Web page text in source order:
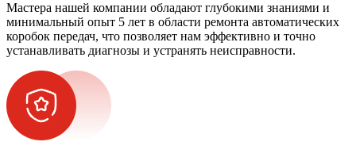
Мастера нашей компании обладают глубокими знаниями и
минимальный опыт 5 лет в области ремонта автоматических
коробок передач, что позволяет нам эффективно и точно
устанавливать диагнозы и устранять неисправности.